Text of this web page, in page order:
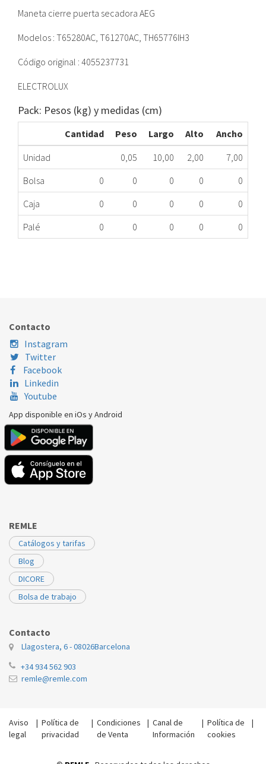
Maneta cierre puerta secadora AEG
Modelos : T65280AC, T61270AC, TH65776IH3
Código original : 4055237731
ELECTROLUX
Pack: Pesos (kg) y medidas (cm)
Cantidad Peso Largo Alto
Ancho
Unidad
0,05 10,00 2,00
7,00
Bolsa
0 0 0 0
0
Caja
0 0 0 0
0
Palé
0 0 0 0 0
AEG
AEG
Contacto
Instagram
Twitter
Facebook
Linkedin
Youtube
App disponible en iOs y Android
REMLE
Catálogos y tarifas
Blog
DICORE
Bolsa de trabajo
Contacto
Llagostera, 6 - 08026Barcelona
+34 934 562 903
remle@remle.com
Aviso
legal
| Política de
privacidad
|Condiciones
de Venta
|Canal de
Información
| Política de
cookies
|